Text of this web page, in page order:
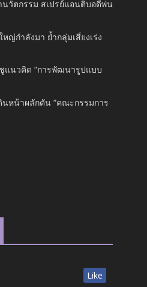
วัตกรรม สเปรย์แอนติบอดีพ่น
ญ่กำลังมา ย้ำกลุ่มเสี่ยงเร่ง
แนวคิด “การพัฒนารูปแบบ
นหน้าผลักดัน “คณะกรรมการ
Like